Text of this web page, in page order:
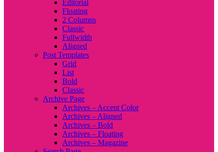
Editorial
Floating
2 Columns
Classic
Fullwidth
Aligned
Post Templates
Grid
List
Bold
Classic
Archive Page
Archives – Accent Color
Archives – Aligned
Archives – Bold
Archives – Floating
Archives – Magazine